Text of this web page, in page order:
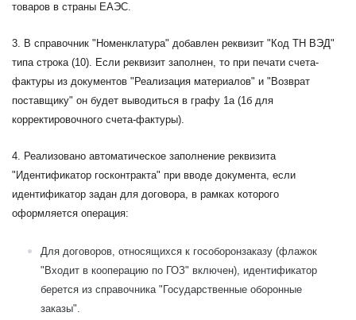
товаров в страны ЕАЭС.
3. В справочник "Номенклатура" добавлен реквизит "Код ТН ВЭД"
типа строка (10). Если реквизит заполнен, то при печати счета-
фактуры из документов "Реализация материалов" и "Возврат
поставщику" он будет выводиться в графу 1а (1б для
корректировочного счета-фактуры).
4. Реализовано автоматическое заполнение реквизита
"Идентификатор госконтракта" при вводе документа, если
идентификатор задан для договора, в рамках которого
оформляется операция:
Для договоров, относящихся к гособоронзаказу (флажок
"Входит в кооперацию по ГОЗ" включен), идентификатор
берется из справочника "Государственные оборонные
заказы".